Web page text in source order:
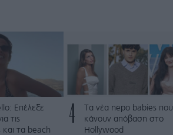
Επέλεξε
τις
και τα beach
4
Τα νέα nepo babies που
κάνουν απόβαση στο
Hollywood